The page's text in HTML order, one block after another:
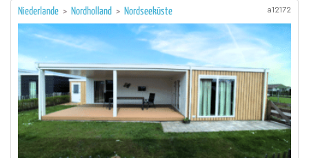
Niederlande > Nordholland > Nordseeküste a12172